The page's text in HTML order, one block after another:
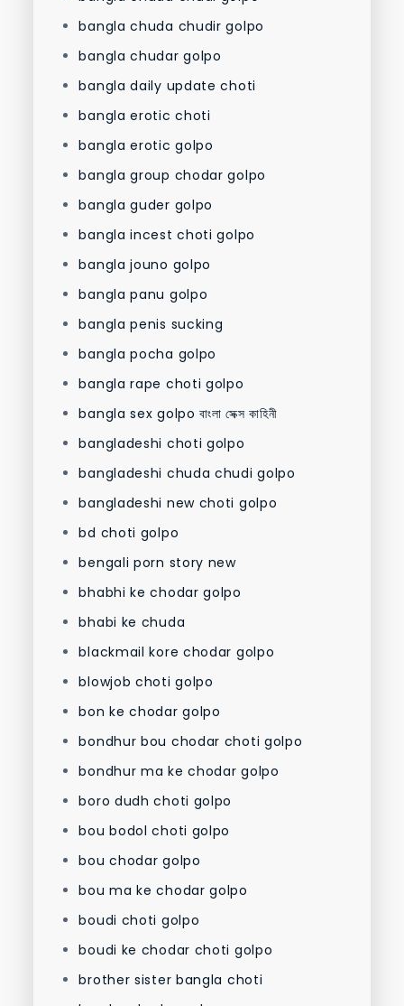
bangla chuda chudir golpo
bangla chudar golpo
bangla daily update choti
bangla erotic choti
bangla erotic golpo
bangla group chodar golpo
bangla guder golpo
bangla incest choti golpo
bangla jouno golpo
bangla panu golpo
bangla penis sucking
bangla pocha golpo
bangla rape choti golpo
bangla sex golpo বাংলা সেক্স কাহিনী
bangladeshi choti golpo
bangladeshi chuda chudi golpo
bangladeshi new choti golpo
bd choti golpo
bengali porn story new
bhabhi ke chodar golpo
bhabi ke chuda
blackmail kore chodar golpo
blowjob choti golpo
bon ke chodar golpo
bondhur bou chodar choti golpo
bondhur ma ke chodar golpo
boro dudh choti golpo
bou bodol choti golpo
bou chodar golpo
bou ma ke chodar golpo
boudi choti golpo
boudi ke chodar choti golpo
brother sister bangla choti